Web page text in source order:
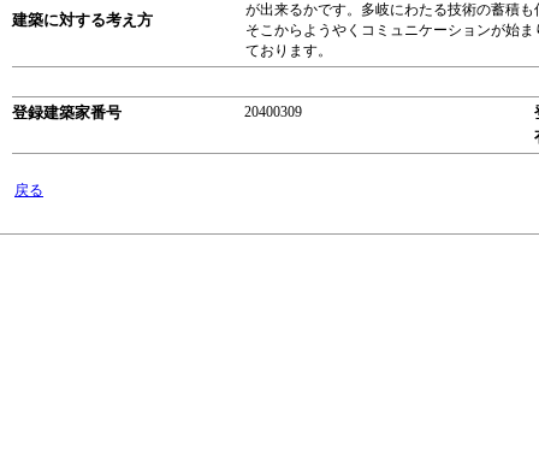
建築に対する考え方
が出来るかです。多岐にわたる技術の蓄積
そこからようやくコミュニケーションが始
ております。
登録建築家番号 20400309
戻る